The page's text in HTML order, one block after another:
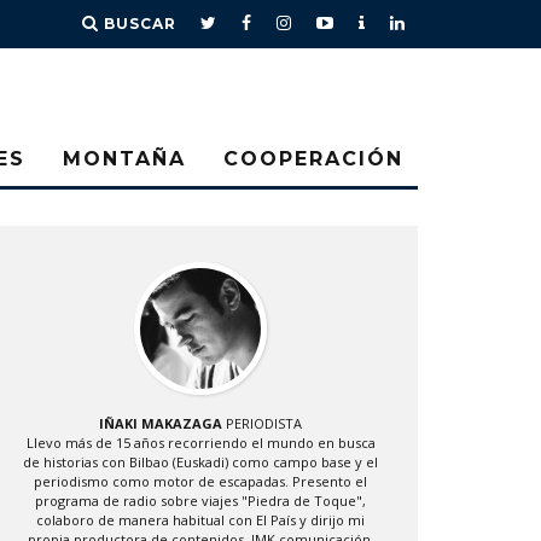
BUSCAR
MONTAÑA COOPERACIÓN
IÑAKI MAKAZAGA PERIODISTA
Llevo más de 15 años recorriendo el mundo en busca
de historias con Bilbao (Euskadi) como campo base y el
periodismo como motor de escapadas. Presento el
programa de radio sobre viajes "Piedra de Toque",
colaboro de manera habitual con El País y dirijo mi